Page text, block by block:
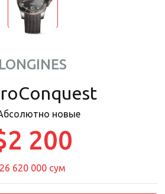
LONGINES
новые
200
26 620 000 сум